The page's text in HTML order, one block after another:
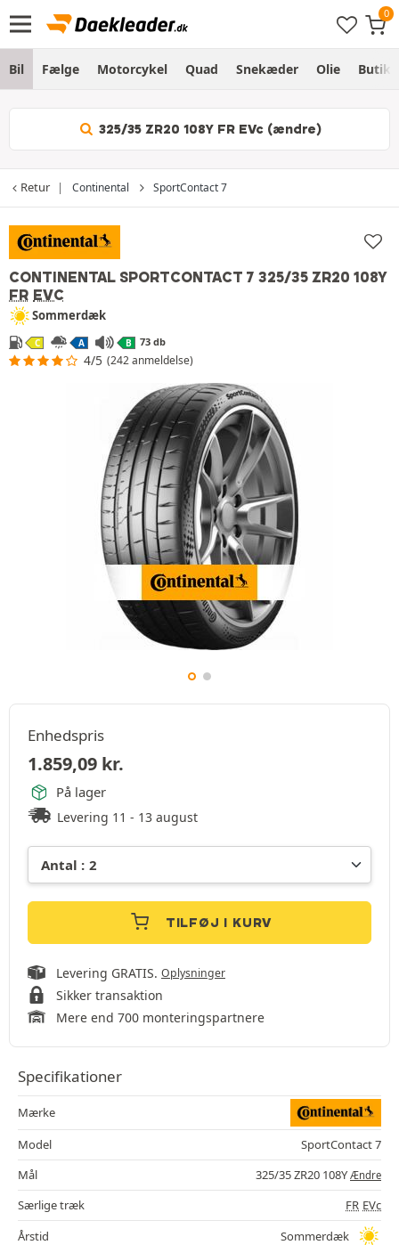
Bil Fælge Motorcykel Quad Snekæder Olie Butik
325/35 ZR20 108Y FR EVc (ændre)
Retur Continental SportContact 7
CONTINENTAL SPORTCONTACT 7 325/35 ZR20 108Y
FR EVC
Sommerdæk
C A B 73 db
4/5 (242 anmeldelse)
Enhedspris
1.859,09 kr.
På lager
Levering 11 - 13 august
TILFØJ I KURV
Levering GRATIS. Oplysninger
Sikker transaktion
Mere end 700 monteringspartnere
Specifikationer
Mærke
Model
SportContact 7
Mål
325/35 ZR20 108Y Ændre
Særlige træk FR EVc
Årstid
Sommerdæk